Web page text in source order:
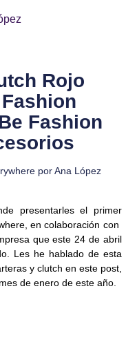
Rojo
Fashion
por Ana López
presentarles el primer
en colaboración con
que este 24 de abril
Les he hablado de esta
y clutch en estepost,
de enero de este año.